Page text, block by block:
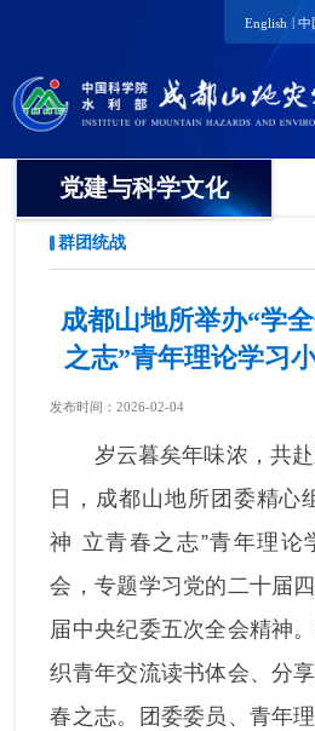
English | 中
党建与科学文化
纪委
工会
支部动态
党风廉政
群团统战
群团统战
成都山地所举办“学
之志”青年理论学习
发布时间：2026-02-04
岁云暮矣年味浓，共赴
日，成都山地所团委精心
神 立青春之志”青年理论
会，专题学习党的二十届
届中央纪委五次全会精神
织青年交流读书体会、分
春之志。团委委员、青年